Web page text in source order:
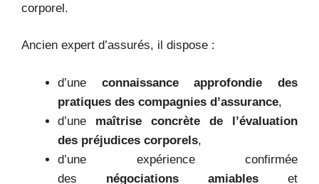
corporel.
Ancien expert d’assurés, il dispose :
d’une connaissance approfondie des
pratiques des compagnies d’assurance,
d’une maîtrise concrète de l’évaluation
des préjudices corporels,
d’une expérience confirmée
des négociations amiables et